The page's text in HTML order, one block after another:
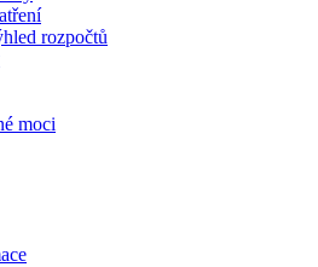
rozpočtů
moci